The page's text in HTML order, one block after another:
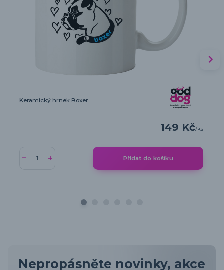
Keramický hrnek Boxer
149 Kč/ks
Přidat do košíku
Nepropásněte novinky, akce